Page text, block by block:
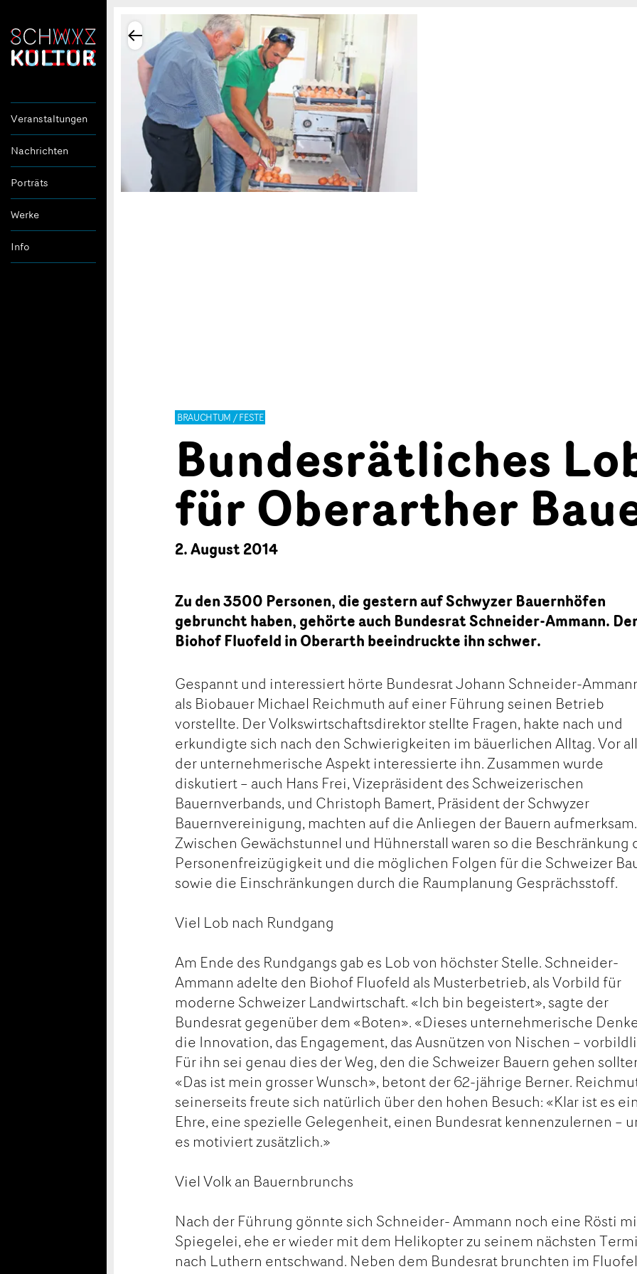
Veranstaltungen
Nachrichten
Porträts
Werke
Info
BRAUCHTUM / FESTE
Bundesrätliches
für Oberarther
2. August 2014
Zu den 3500 Personen, die gestern auf Schwyzer Bauernhöfen
gebruncht haben, gehörte auch Bundesrat Schneider-Ammann.
Biohof Fluofeld in Oberarth beeindruckte ihn schwer.
Gespannt und interessiert hörte Bundesrat Johann Schneider-
als Biobauer Michael Reichmuth auf einer Führung seinen Betrieb
vorstellte. Der Volkswirtschaftsdirektor stellte Fragen, hakte nach und
erkundigte sich nach den Schwierigkeiten im bäuerlichen Alltag. Vor
der unternehmerische Aspekt interessierte ihn. Zusammen wurde
diskutiert – auch Hans Frei, Vizepräsident des Schweizerischen
Bauernverbands, und Christoph Bamert, Präsident der Schwyzer
Bauernvereinigung, machten auf die Anliegen der Bauern aufmerksam.
Zwischen Gewächstunnel und Hühnerstall waren so die Beschränkung
Personenfreizügigkeit und die möglichen Folgen für die Schweizer
sowie die Einschränkungen durch die Raumplanung Gesprächsstoff.
Viel Lob nach Rundgang
Am Ende des Rundgangs gab es Lob von höchster Stelle. Schneider-
Ammann adelte den Biohof Fluofeld als Musterbetrieb, als Vorbild für
moderne Schweizer Landwirtschaft. «Ich bin begeistert», sagte der
Bundesrat gegenüber dem «Boten». «Dieses unternehmerische
die Innovation, das Engagement, das Ausnützen von Nischen –
Für ihn sei genau dies der Weg, den die Schweizer Bauern gehen
«Das ist mein grosser Wunsch», betont der 62-jährige Berner.
seinerseits freute sich natürlich über den hohen Besuch: «Klar ist es
Ehre, eine spezielle Gelegenheit, einen Bundesrat kennenzulernen –
es motiviert zusätzlich.»
Viel Volk an Bauernbrunchs
Nach der Führung gönnte sich Schneider- Ammann noch eine Rösti
Spiegelei, ehe er wieder mit dem Helikopter zu seinem nächsten
nach Luthern entschwand. Neben dem Bundesrat brunchten im